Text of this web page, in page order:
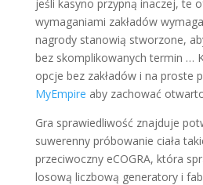
jeśli kasyno przypną inaczej, te
wymaganiami zakładów
nagrody stanowią stworzone,
bez skomplikowanych termin …
opcje bez zakładów i na proste
MyEmpire aby zachować
Gra sprawiedliwość znajduje
suwerenny próbowanie ciała
przeciwoczny eCOGRA, która
losową liczbową generatory i